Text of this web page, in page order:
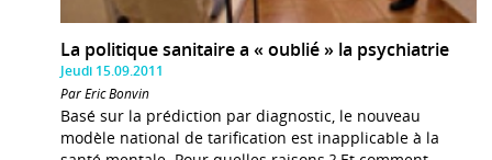
La politique sanitaire a « oublié » la psychiatrie
Jeudi 15.09.2011
Par Eric Bonvin
Basé sur la prédiction par diagnostic, le nouveau
modèle national de tarification est inapplicable à la